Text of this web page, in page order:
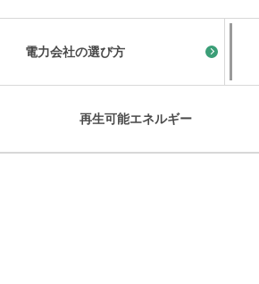
電力会社の選び方
再生可能エネルギー